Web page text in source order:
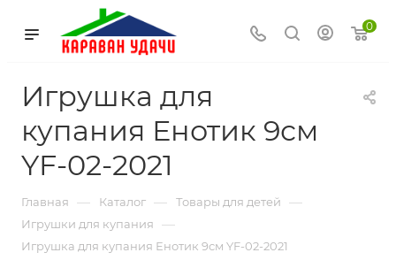
0
Игрушка для
купания Енотик 9см
YF-02-2021
Главная — Каталог — Товары для детей —
Игрушки для купания —
Игрушка для купания Енотик 9см YF-02-2021